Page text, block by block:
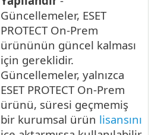
Güncellemeler, ESET
PROTECT On-Prem
ürününün güncel kalması
için gereklidir.
Güncellemeler, yalnızca
ESET PROTECT On-Prem
ürünü, süresi geçmemiş
bir kurumsal ürün lisansını